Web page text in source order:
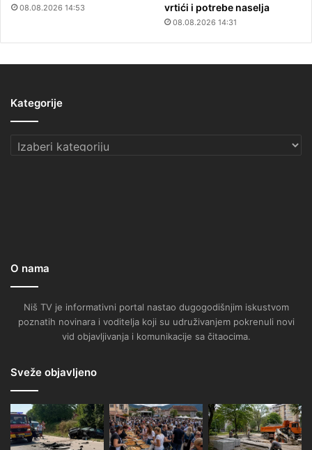
08.08.2026 14:53
vrtići i potrebe naselja
08.08.2026 14:31
Kategorije
Kategorije
O nama
Niš TV je informativni portal nastao dugogodišnjim iskustvom
poznatih novinara i voditelja koji su udruživanjem pokrenuli novi
vid objavljivanja i komunikacije sa čitaocima.
Sveže objavljeno